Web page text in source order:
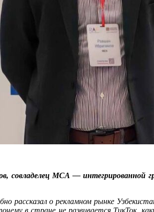
совладелец MCA — интегрированной
рассказал о рекламном рынке
в стране не развивается ТикТок,